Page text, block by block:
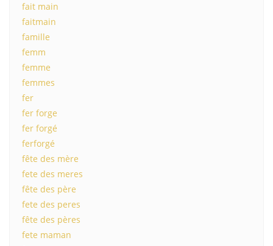
fait main
faitmain
famille
femm
femme
femmes
fer
fer forge
fer forgé
ferforgé
fête des mère
fete des meres
fête des père
fete des peres
fête des pères
fete maman